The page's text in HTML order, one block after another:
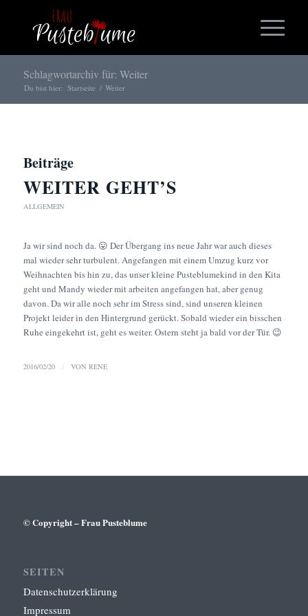
Schlagwortarchiv für: Weiter
Du bist hier: Startseite / Weiter
Beiträge
WEITER GEHT’S
ALLGEMEIN
Ja wir sind noch da. 😛 Der Übergang ins neue Jahr war auch dieses
mal wieder sehr turbulent. Angefangen mit einem Umzug kurz vor
Weihnachten bis hin zu, das unser kleine Pusteblumekind in den Kita
geht und Mandy wieder mit arbeiten angefangen hat, aber genug
davon. Da wir alle noch sehr im Stress sind, sind unseren kleinen
Projekt leider in den Hintergrund gerückt. Sobald wieder ein bisschen
Ruhe eingekehrt ist, geht es weiter. Ostern steht ja bald vor der Tür. 😉
2016/02/20 / VON RENE
© Copyright – Frau Pusteblume
SEITEN
Datenschutzerklärung
Impressum